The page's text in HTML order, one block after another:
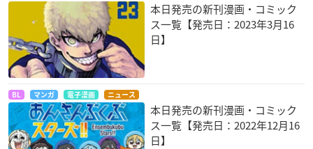
本日発売の新刊漫画・コミック
ス一覧【発売日：2023年3月16
日】
BL マンガ 電子漫画 ニュース
本日発売の新刊漫画・コミック
ス一覧【発売日：2022年12月16
日】